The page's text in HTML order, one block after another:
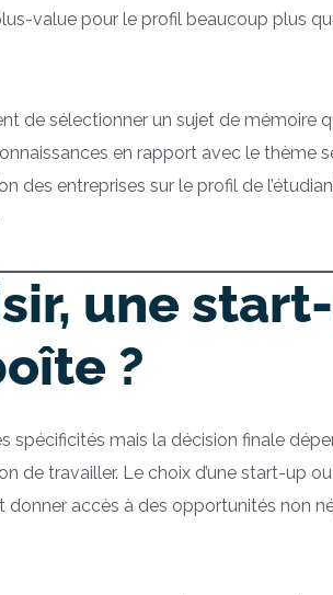
value pour le profil beaucoup plus
de sélectionner un sujet de mémoire
en rapport avec le thème
des entreprises sur le profil de
une
?
spécificités mais la décision finale
de travailler. Le choix d’une start-up
donner accès à des opportunités non